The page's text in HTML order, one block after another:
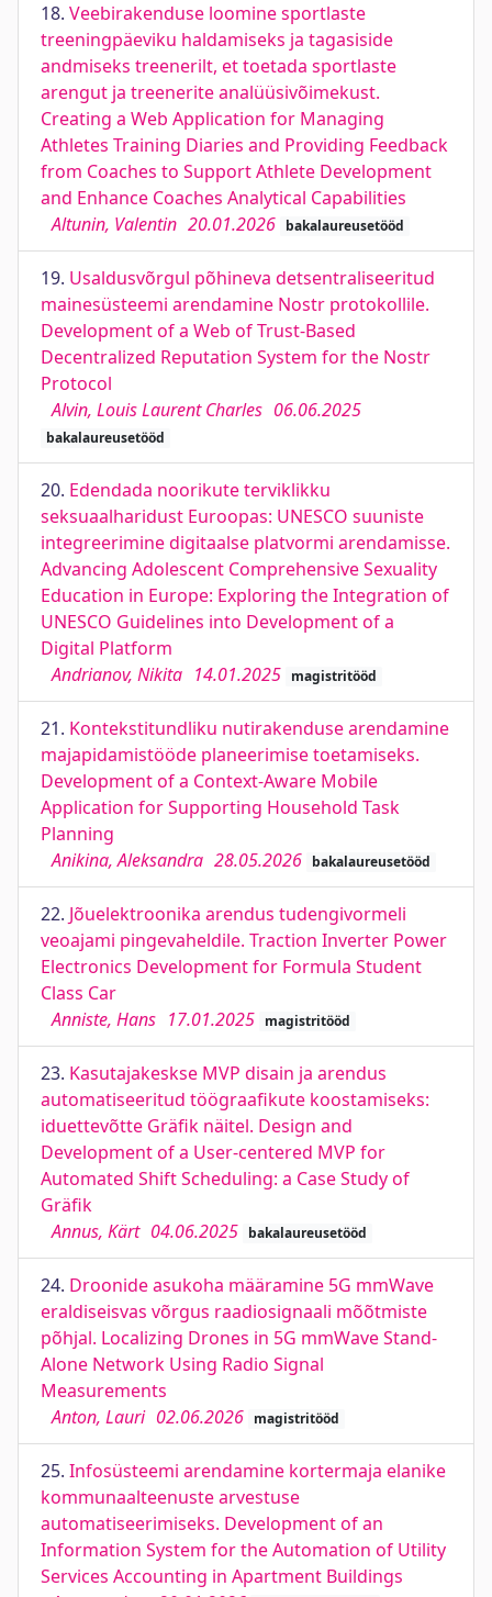
18. Veebirakenduse loomine sportlaste
treeningpäeviku haldamiseks ja tagasiside
andmiseks treenerilt, et toetada sportlaste
arengut ja treenerite analüüsivõimekust.
Creating a Web Application for Managing
Athletes Training Diaries and Providing Feedback
from Coaches to Support Athlete Development
and Enhance Coaches Analytical Capabilities
Altunin, Valentin 20.01.2026 bakalaureusetööd
19. Usaldusvõrgul põhineva detsentraliseeritud
mainesüsteemi arendamine Nostr protokollile.
Development of a Web of Trust-Based
Decentralized Reputation System for the Nostr
Protocol
Alvin, Louis Laurent Charles 06.06.2025
bakalaureusetööd
20. Edendada noorikute terviklikku
seksuaalharidust Euroopas: UNESCO suuniste
integreerimine digitaalse platvormi arendamisse.
Advancing Adolescent Comprehensive Sexuality
Education in Europe: Exploring the Integration of
UNESCO Guidelines into Development of a
Digital Platform
Andrianov, Nikita 14.01.2025 magistritööd
21. Kontekstitundliku nutirakenduse arendamine
majapidamistööde planeerimise toetamiseks.
Development of a Context-Aware Mobile
Application for Supporting Household Task
Planning
Anikina, Aleksandra 28.05.2026 bakalaureusetööd
22. Jõuelektroonika arendus tudengivormeli
veoajami pingevaheldile. Traction Inverter Power
Electronics Development for Formula Student
Class Car
Anniste, Hans 17.01.2025 magistritööd
23. Kasutajakeskse MVP disain ja arendus
automatiseeritud töögraafikute koostamiseks:
iduettevõtte Gräfik näitel. Design and
Development of a User-centered MVP for
Automated Shift Scheduling: a Case Study of
Gräfik
Annus, Kärt 04.06.2025 bakalaureusetööd
24. Droonide asukoha määramine 5G mmWave
eraldiseisvas võrgus raadiosignaali mõõtmiste
põhjal. Localizing Drones in 5G mmWave Stand-
Alone Network Using Radio Signal
Measurements
Anton, Lauri 02.06.2026 magistritööd
25. Infosüsteemi arendamine kortermaja elanike
kommunaalteenuste arvestuse
automatiseerimiseks. Development of an
Information System for the Automation of Utility
Services Accounting in Apartment Buildings